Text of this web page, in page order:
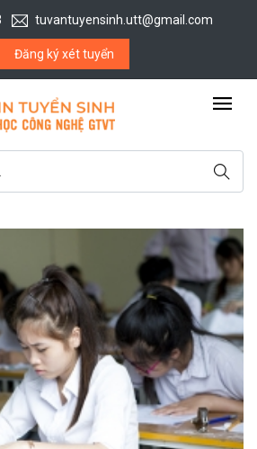
tuvantuyensinh.utt@gmail.com
Đăng ký xét tuyển